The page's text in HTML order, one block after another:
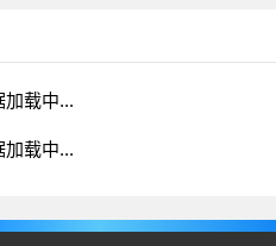
加载中...
加载中...